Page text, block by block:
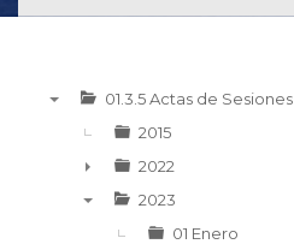
01.3.5 Actas de Sesiones
2015
►
2022
2023
01 Enero